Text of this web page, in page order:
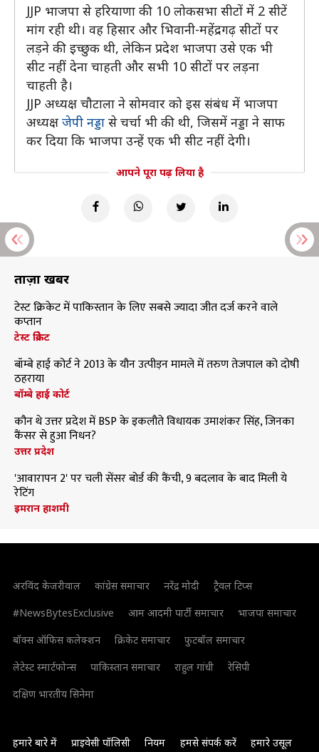
JJP भाजपा से हरियाणा की 10 लोकसभा सीटों में 2 सीटें
मांग रही थी। वह हिसार और भिवानी-महेंद्रगढ़ सीटों पर
लड़ने की इच्छुक थी, लेकिन प्रदेश भाजपा उसे एक भी
सीट नहीं देना चाहती और सभी 10 सीटों पर लड़ना
चाहती है।
JJP अध्यक्ष चौटाला ने सोमवार को इस संबंध में भाजपा
अध्यक्षजेपी नड्डा से चर्चा भी की थी, जिसमें नड्डा ने साफ
कर दिया कि भाजपा उन्हें एक भी सीट नहीं देगी।
आपने पूरा पढ़ लिया है
ताज़ा खबरें
टेस्ट क्रिकेट में पाकिस्तान के लिए सबसे ज्यादा जीत दर्ज करने वाले
कप्तान
टेस्ट क्रिकेट
बॉम्बे हाई कोर्ट ने 2013 के यौन उत्पीड़न मामले में तरुण तेजपाल को दोषी
ठहराया
बॉम्बे हाई कोर्ट
कौन थे उत्तर प्रदेश में BSP के इकलौते विधायक उमाशंकर सिंह, जिनका
कैंसर से हुआ निधन?
उत्तर प्रदेश
'आवारापन 2' पर चली सेंसर बोर्ड की कैंची, 9 बदलाव के बाद मिली ये
रेटिंग
इमरान हाशमी
अरविंद केजरीवाल कांग्रेस समाचार नरेंद्र मोदी
ट्रैवल टिप्स
#NewsBytesExclusive
आम आदमी पार्टी समाचार
भाजपा समाचार
बॉक्स ऑफिस कलेक्शन
क्रिकेट समाचार
फुटबॉल समाचार
लेटेस्ट स्मार्टफोन्स
पाकिस्तान समाचार राहुल गांधी
रेसिपी
दक्षिण भारतीय सिनेमा
हमारे बारे में प्राइवेसी पॉलिसी नियम हमसे संपर्क करें हमारे उसूल